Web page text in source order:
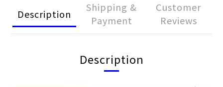
Description
Shipping &
Payment
Customer
Reviews
Description